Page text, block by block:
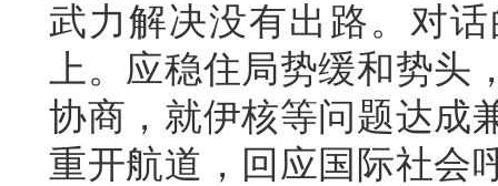
武力解决没有出路。对
上。应稳住局势缓和势
协商，就伊核等问题达成
重开航道，回应国际社会